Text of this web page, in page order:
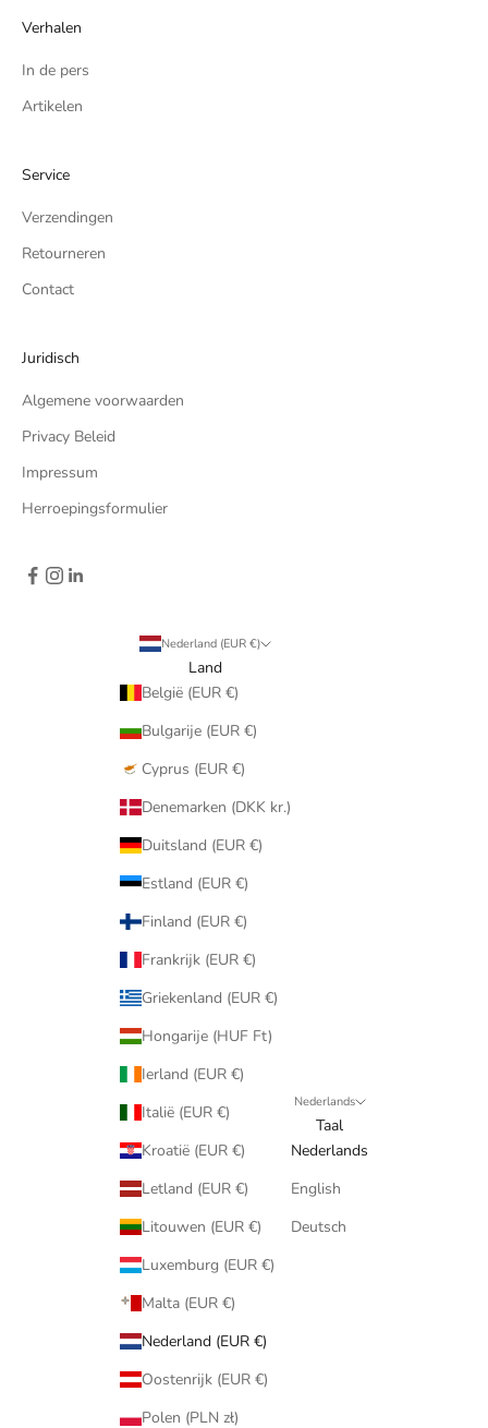
Verhalen
In de pers
Artikelen
Service
Verzendingen
Retourneren
Contact
Juridisch
Algemene voorwaarden
Privacy Beleid
Impressum
Herroepingsformulier
Nederland (EUR €)
Land
België (EUR €)
Bulgarije (EUR €)
Cyprus (EUR €)
Denemarken (DKK kr.)
Duitsland (EUR €)
Estland (EUR €)
Finland (EUR €)
Frankrijk (EUR €)
Griekenland (EUR €)
Hongarije (HUF Ft)
Ierland (EUR €)
Italië (EUR €)
Kroatië (EUR €)
Letland (EUR €)
Litouwen (EUR €)
Luxemburg (EUR €)
Malta (EUR €)
Nederland (EUR €)
Oostenrijk (EUR €)
Polen (PLN zł)
Nederlands
Taal
Nederlands
English
Deutsch